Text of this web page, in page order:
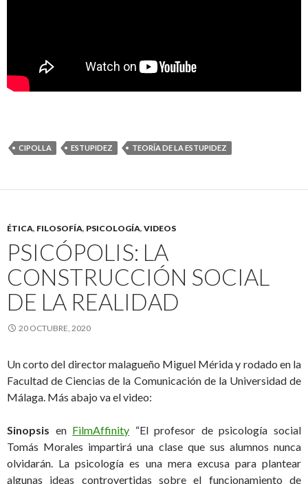
CIPOLLA ESTUPIDEZ TEORÍA DE LA ESTUPIDEZ
ÉTICA, FILOSOFÍA, PSICOLOGÍA, VIDEOS
PSICÓPOLIS: LA
CONSTRUCCIÓN SOCIAL
DE LA REALIDAD
20 OCTUBRE, 2020
Un corto del director malagueño Miguel Mérida y rodado en la
Facultad de Ciencias de la Comunicación de la Universidad de
Málaga. Más abajo va el video:
Sinopsis en FilmAffinity “El profesor de psicología social
Tomás Morales impartirá una clase que sus alumnos nunca
olvidarán. La psicología es una mera excusa para plantear
algunas ideas controvertidas sobre el funcionamiento de